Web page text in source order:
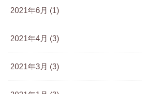
2021年6月 (1)
2021年4月 (3)
2021年3月 (3)